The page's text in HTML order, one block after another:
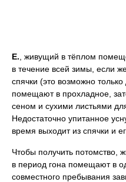
Е. , живущий в тёплом
в течение всей зимы, если
спячки (это возможно
помещают в прохладное,
сеном и сухими листьями
Недостаточно упитанное
время выходит из спячки и
Чтобы получить потомство,
в период гона помещают в
совместного пребывания